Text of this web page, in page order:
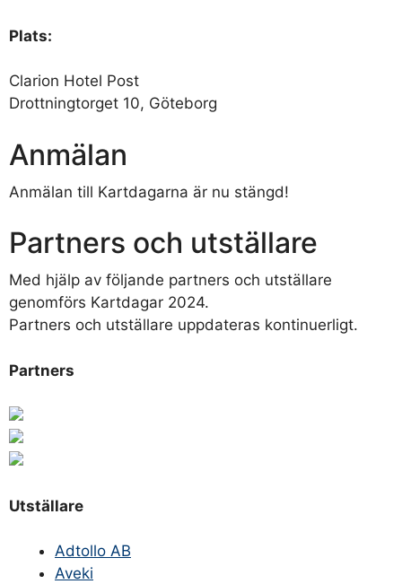
Plats:
Clarion Hotel Post
Drottningtorget 10, Göteborg
Anmälan
Anmälan till Kartdagarna är nu stängd!
Partners och utställare
Med hjälp av följande partners och utställare
genomförs Kartdagar 2024.
Partners och utställare uppdateras kontinuerligt.
Partners
Utställare
Adtollo AB
Aveki